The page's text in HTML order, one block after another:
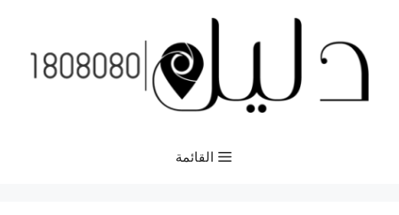
المحتوى
القائمة